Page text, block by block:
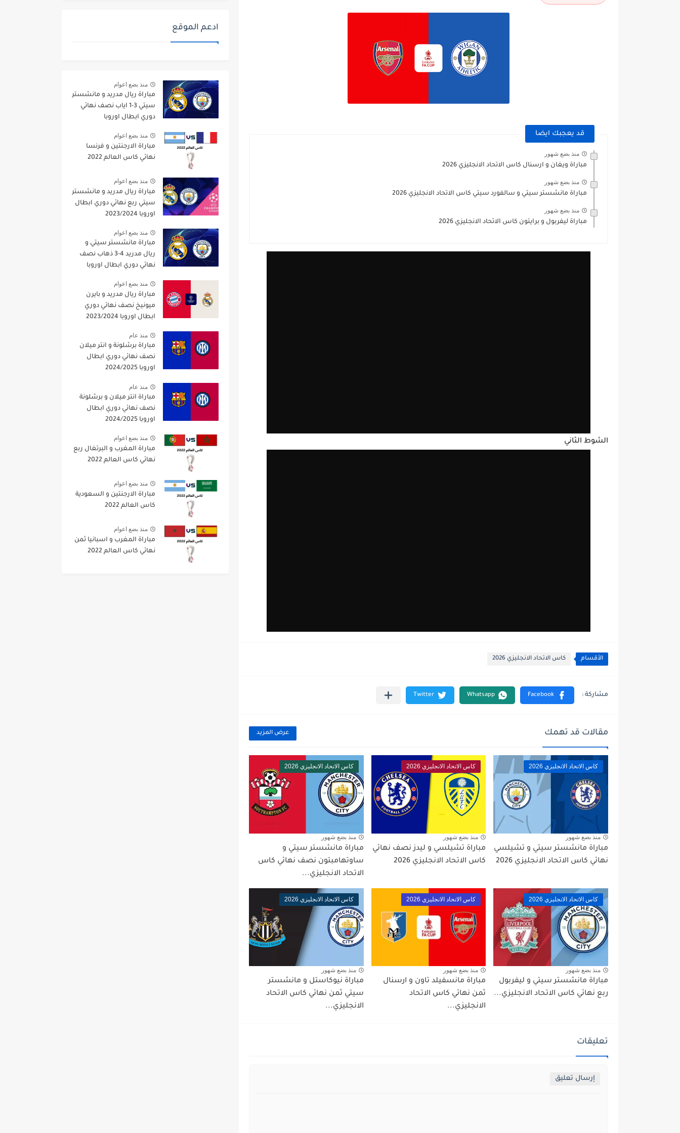
قد يعجبك ايضا
منذ بضع شهور
مباراة ويغان و ارسنال كاس الاتحاد الانجليزي 2026
منذ بضع شهور
مباراة مانشستر سيتي و سالفورد سيتي كاس الاتحاد الانجليزي 2026
منذ بضع شهور
مباراة ليفربول و برايتون كاس الاتحاد الانجليزي 2026
الشوط الثاني
الأقسام كاس الاتحاد الانجليزي 2026
مقالات قد تهمك عرض المزيد
كاس الاتحاد الانجليزي 2026
منذ بضع شهور
مباراة مانشستر سيتي و تشيلسي
نهائي كاس الاتحاد الانجليزي 2026
كاس الاتحاد الانجليزي 2026
منذ بضع شهور
مباراة تشيلسي و ليدز نصف نهائي
كاس الاتحاد الانجليزي 2026
كاس الاتحاد الانجليزي 2026
منذ بضع شهور
مباراة مانشستر سيتي و
ساوتهامبتون نصف نهائي كاس
الاتحاد الانجليزي...
كاس الاتحاد الانجليزي 2026
منذ بضع شهور
مباراة مانشستر سيتي و ليفربول
ربع نهائي كاس الاتحاد الانجليزي...
كاس الاتحاد الانجليزي 2026
منذ بضع شهور
مباراة مانسفيلد تاون و ارسنال
ثمن نهائي كاس الاتحاد
الانجليزي...
كاس الاتحاد الانجليزي 2026
منذ بضع شهور
مباراة نيوكاستل و مانشستر
سيتي ثمن نهائي كاس الاتحاد
الانجليزي...
تعليقات
إرسال تعليق
ادعم الموقع
منذ بضع اعوام
مباراة ريال مدريد و مانشستر
سيتي 3-1 اياب نصف نهائي
دوري ابطال اوروبا
منذ بضع اعوام
مباراة الارجنتين و فرنسا
نهائي كاس العالم 2022
منذ بضع اعوام
مباراة ريال مدريد و مانشستر
سيتي ربع نهائي دوري ابطال
اوروبا 2023/2024
منذ بضع اعوام
مباراة مانشستر سيتي و
ريال مدريد 4-3 ذهاب نصف
نهائي دوري ابطال اوروبا
منذ بضع اعوام
مباراة ريال مدريد و بايرن
ميونيخ نصف نهائي دوري
ابطال اوروبا 2023/2024
منذ عام
مباراة برشلونة و انتر ميلان
نصف نهائي دوري ابطال
اوروبا 2024/2025
منذ عام
مباراة انتر ميلان و برشلونة
نصف نهائي دوري ابطال
اوروبا 2024/2025
منذ بضع اعوام
مباراة المغرب و البرتغال ربع
نهائي كاس العالم 2022
منذ بضع اعوام
مباراة الارجنتين و السعودية
كاس العالم 2022
منذ بضع اعوام
مباراة المغرب و اسبانيا ثمن
نهائي كاس العالم 2022